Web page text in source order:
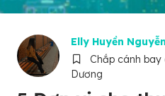
Elly Huyền Nguyễn
Chắp cánh bay
Dương